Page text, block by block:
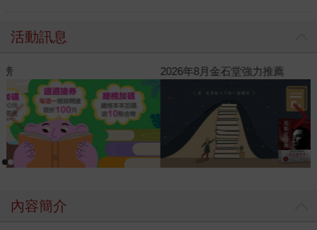
活動訊息
閱讀漫遊錄-2026上半年暢銷榜
內容簡介